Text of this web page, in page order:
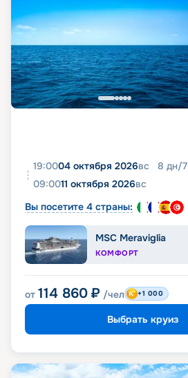
19:0004 октября 2026вс 8 дн/7
09:0011 октября 2026вс
Вы посетите 4 страны:
MSC Meraviglia
КОМФОРТ
от 114 860 ₽ /чел +1 000
Выбрать круиз